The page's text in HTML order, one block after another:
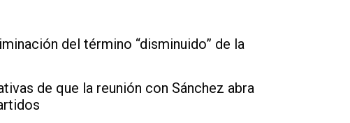
del término “disminuido” de la
de que la reunión con Sánchez abra